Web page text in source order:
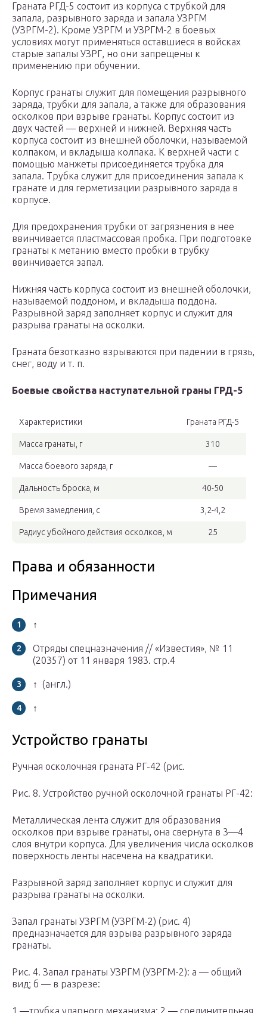
Граната РГД-5 состоит из корпуса с трубкой для
запала, разрывного заряда и запала УЗРГМ
(УЗРГМ-2). Кроме УЗРГМ и УЗРГМ-2 в боевых
условиях могут применяться оставшиеся в войсках
старые запалы УЗРГ, но они запрещены к
применению при обучении.
Корпус гранаты служит для помещения разрывного
заряда, трубки для запала, а также для образования
осколков при взрыве гранаты. Корпус состоит из
двух частей — верхней и нижней. Верхняя часть
корпуса состоит из внешней оболочки, называемой
колпаком, и вкладыша колпака. К верхней части с
помощью манжеты присоединяется трубка для
запала. Трубка служит для присоединения запала к
гранате и для герметизации разрывного заряда в
корпусе.
Для предохранения трубки от загрязнения в нее
ввинчивается пластмассовая пробка. При подготовке
гранаты к метанию вместо пробки в трубку
ввинчивается запал.
Нижняя часть корпуса состоит из внешней оболочки,
называемой поддоном, и вкладыша поддона.
Разрывной заряд заполняет корпус и служит для
разрыва гранаты на осколки.
Граната безотказно взрываются при падении в грязь,
снег, воду и т. п.
Боевые свойства наступательной граны ГРД-5
Характеристики Граната РГД-5
Масса гранаты, г 310
Масса боевого заряда, г —
Дальность броска, м 40-50
Время замедления, с 3,2-4,2
Радиус убойного действия осколков, м 25
Права и обязанности
Примечания
↑
Отряды спецназначения // «Известия», № 11
(20357) от 11 января 1983. стр.4
↑ (англ.)
↑
Устройство гранаты
Ручная осколочная граната РГ-42 (рис.
Рис. 8. Устройство ручной осколочной гранаты РГ-42:
Металлическая лента служит для образования
осколков при взрыве гранаты, она свернута в 3—4
слоя внутри корпуса. Для увеличения числа осколков
поверхность ленты насечена на квадратики.
Разрывной заряд заполняет корпус и служит для
разрыва гранаты на осколки.
Запал гранаты УЗРГМ (УЗРГМ-2) (рис. 4)
предназначается для взрыва разрывного заряда
гранаты.
Рис. 4. Запал гранаты УЗРГМ (УЗРГМ-2): а — общий
вид; б — в разрезе:
1 —трубка ударного механизма; 2 — соединительная